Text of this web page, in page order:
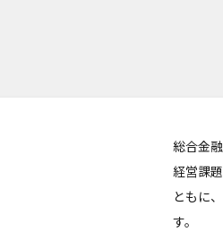
総合金
経営課
ともに
す。